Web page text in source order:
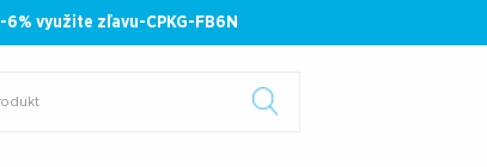
-6% využite zľavu-CPKG-FB6N